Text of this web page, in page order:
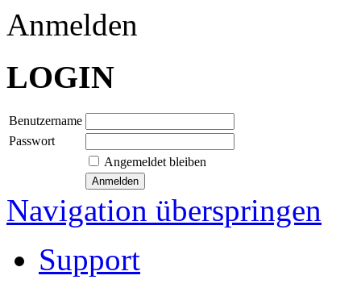
Anmelden
LOGIN
Benutzername
Passwort
Angemeldet bleiben
Navigation überspringen
Support